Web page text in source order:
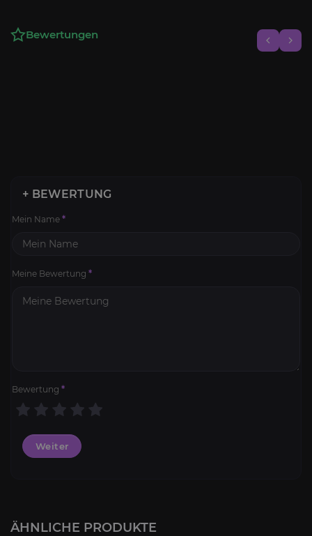
Bewertungen
+ BEWERTUNG
Mein Name *
Meine Bewertung *
Bewertung *
Weiter
ÄHNLICHE PRODUKTE